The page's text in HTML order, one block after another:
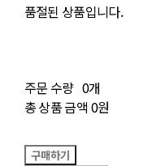
품절된 상품입니다.
주문 수량 0개
총 상품 금액 0원
구매하기